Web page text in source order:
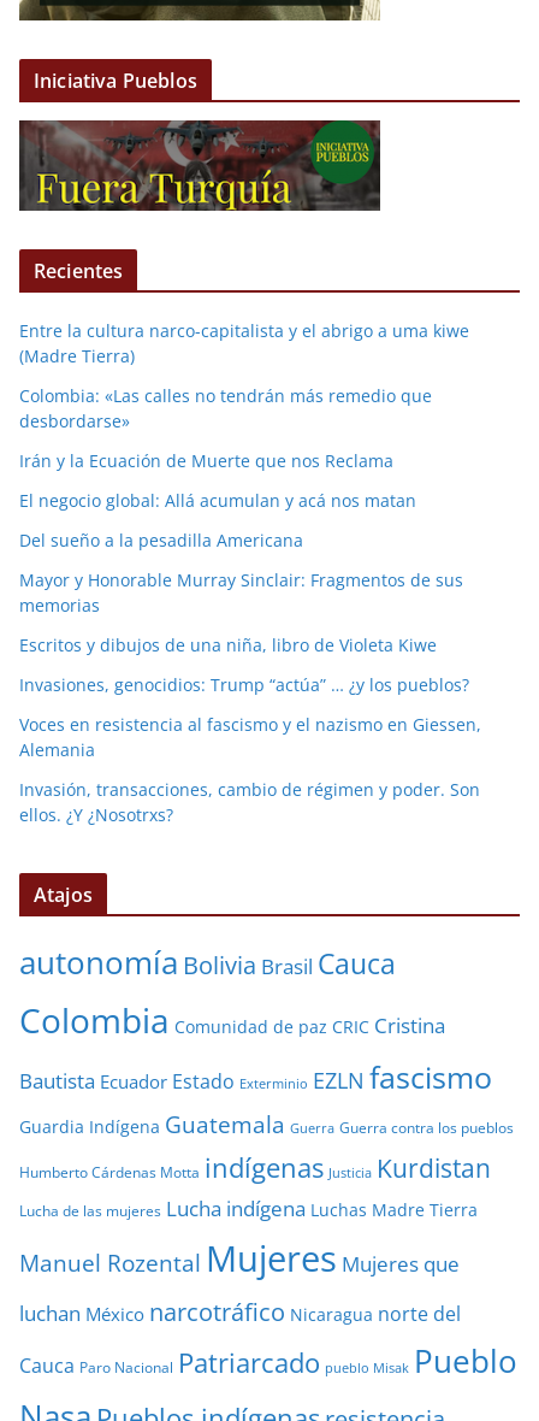
Iniciativa Pueblos
Recientes
Entre la cultura narco-capitalista y el abrigo a uma kiwe
(Madre Tierra)
Colombia: «Las calles no tendrán más remedio que
desbordarse»
Irán y la Ecuación de Muerte que nos Reclama
El negocio global: Allá acumulan y acá nos matan
Del sueño a la pesadilla Americana
Mayor y Honorable Murray Sinclair: Fragmentos de sus
memorias
Escritos y dibujos de una niña, libro de Violeta Kiwe
Invasiones, genocidios: Trump “actúa” … ¿y los pueblos?
Voces en resistencia al fascismo y el nazismo en Giessen,
Alemania
Invasión, transacciones, cambio de régimen y poder. Son
ellos. ¿Y ¿Nosotrxs?
Atajos
autonomía Bolivia Brasil Cauca
Colombia Comunidad de paz CRIC Cristina
Bautista Ecuador Estado Exterminio EZLN fascismo
Guardia Indígena Guatemala Guerra Guerra contra los pueblos
Humberto Cárdenas Motta indígenas Justicia Kurdistan
Lucha de las mujeres Lucha indígena Luchas Madre Tierra
Manuel Rozental Mujeres Mujeres que
luchan México narcotráfico Nicaragua norte del
Cauca Paro Nacional Patriarcado pueblo Misak Pueblo